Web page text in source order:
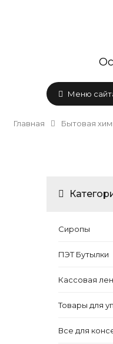
Меню
Главная Бытовая
Сиропы
ПЭТ Бутылки
Кассовая
Товары для
Все для